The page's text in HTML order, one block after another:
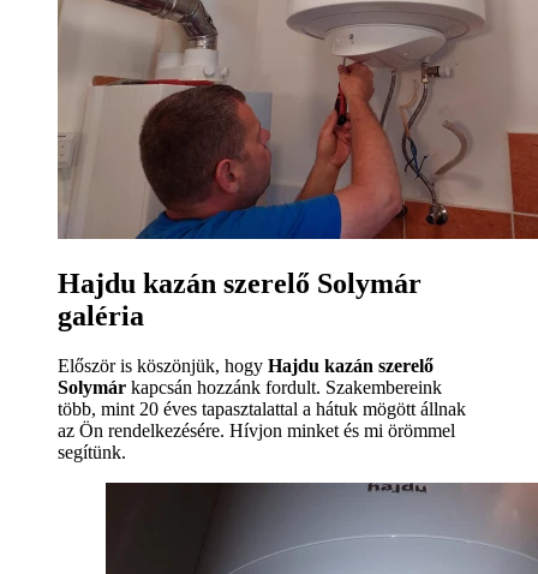
Hajdu kazán szerelő Solymár
galéria
Először is köszönjük, hogy Hajdu kazán szerelő
Solymár kapcsán hozzánk fordult. Szakembereink
több, mint 20 éves tapasztalattal a hátuk mögött állnak
az Ön rendelkezésére. Hívjon minket és mi örömmel
segítünk.